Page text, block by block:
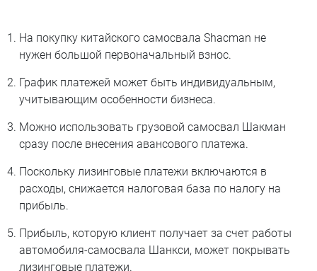
На покупку китайского самосвала Shacman не
нужен большой первоначальный взнос.
График платежей может быть индивидуальным,
учитывающим особенности бизнеса.
Можно использовать грузовой самосвал Шакман
сразу после внесения авансового платежа.
Поскольку лизинговые платежи включаются в
расходы, снижается налоговая база по налогу на
прибыль.
Прибыль, которую клиент получает за счет работы
автомобиля-самосвала Шанкси, может покрывать
лизинговые платежи.